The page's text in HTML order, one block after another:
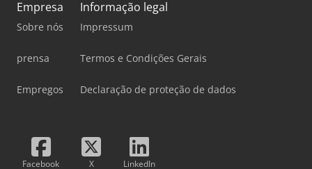
Empresa
Sobre nós
prensa
Empregos
Informação legal
Impressum
Termos e Condições Gerais
Declaração de proteção de dados
Facebook X LinkedIn